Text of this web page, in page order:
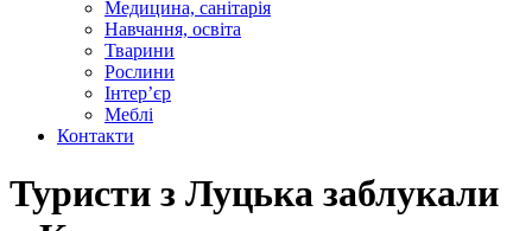
Медицина, санітарія
Навчання, освіта
Тварини
Рослини
Інтер’єр
Меблі
Контакти
Туристи з Луцька заблукали